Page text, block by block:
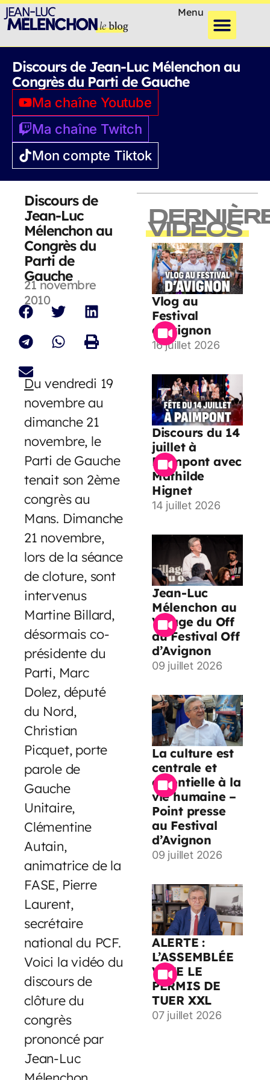
Menu
Discours de Jean-Luc Mélenchon au
Congrès du Parti de Gauche
Ma chaîne Youtube
Ma chaîne Twitch
Mon compte Tiktok
Discours de
Jean-Luc
Mélenchon au
Congrès du
Parti de
Gauche
21 novembre
2010
Du vendredi 19
novembre au
dimanche 21
novembre, le
Parti de Gauche
tenait son 2ème
congrès au
Mans. Dimanche
21 novembre,
lors de la séance
de cloture, sont
intervenus
Martine Billard,
désormais co-
présidente du
Parti, Marc
Dolez, député
du Nord,
Christian
Picquet, porte
parole de
Gauche
Unitaire,
Clémentine
Autain,
animatrice de la
FASE, Pierre
Laurent,
secrétaire
national du PCF.
Voici la vidéo du
discours de
clôture du
congrès
prononcé par
Jean-Luc
VIDEOS
Vlog au
Festival
d’Avignon
16 juillet 2026
Discours du 14
juillet à
Paimpont avec
Mathilde
Hignet
14 juillet 2026
Jean-Luc
Mélenchon au
Village du Off
du Festival Off
d’Avignon
09 juillet 2026
La culture est
centrale et
essentielle à la
vie humaine –
Point presse
au Festival
d’Avignon
09 juillet 2026
ALERTE :
L’ASSEMBLÉE
VOTE LE
PERMIS DE
TUER XXL
07 juillet 2026